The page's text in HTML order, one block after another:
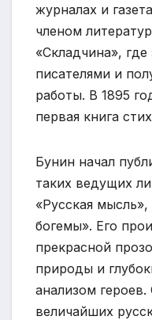
журналах и
членом
«Складчина»,
писателями и
работы. В 1895
первая книга
Бунин начал
таких ведущих
«Русская
богемы». Его
прекрасной
природы и
анализом
величайших